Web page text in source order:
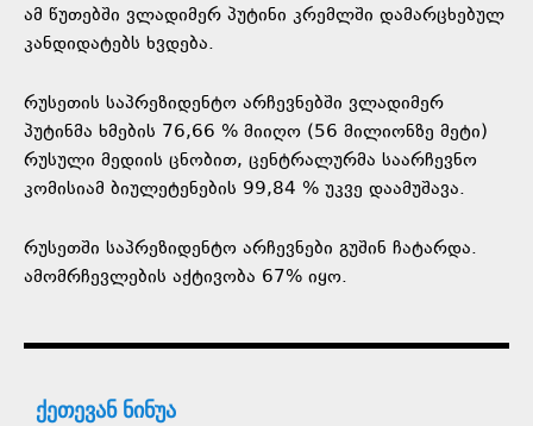
ამ წუთებში ვლადიმერ პუტინი კრემლში დამარცხებულ
კანდიდატებს ხვდება.
რუსეთის საპრეზიდენტო არჩევნებში ვლადიმერ
პუტინმა ხმების 76,66 % მიიღო (56 მილიონზე მეტი)
რუსული მედიის ცნობით, ცენტრალურმა საარჩევნო
კომისიამ ბიულეტენების 99,84 % უკვე დაამუშავა.
რუსეთში საპრეზიდენტო არჩევნები გუშინ ჩატარდა.
ამომრჩევლების აქტივობა 67% იყო.
ქეთევან ნინუა